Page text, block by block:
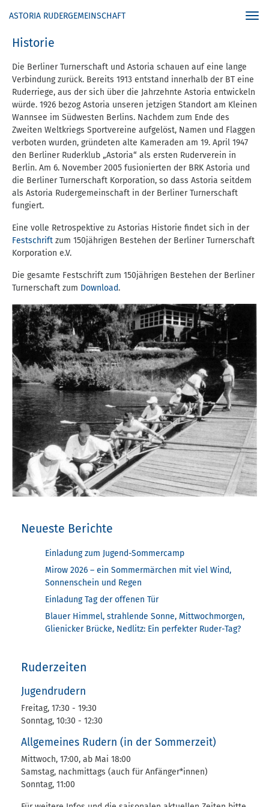
ASTORIA RUDERGEMEINSCHAFT
Historie
Die Berliner Turnerschaft und Astoria schauen auf eine lange
Verbindung zurück. Bereits 1913 entstand innerhalb der BT eine
Ruderriege, aus der sich über die Jahrzehnte Astoria entwickeln
würde. 1926 bezog Astoria unseren jetzigen Standort am Kleinen
Wannsee im Südwesten Berlins. Nachdem zum Ende des
Zweiten Weltkriegs Sportvereine aufgelöst, Namen und Flaggen
verboten wurden, gründeten alte Kameraden am 19. April 1947
den Berliner Ruderklub „Astoria“ als ersten Ruderverein in
Berlin. Am 6. November 2005 fusionierten der BRK Astoria und
die Berliner Turnerschaft Korporation, so dass Astoria seitdem
als Astoria Rudergemeinschaft in der Berliner Turnerschaft
fungiert.
Eine volle Retrospektive zu Astorias Historie findet sich in der
Festschrift zum 150jährigen Bestehen der Berliner Turnerschaft
Korporation e.V.
Die gesamte Festschrift zum 150jährigen Bestehen der Berliner
Turnerschaft zum Download.
Neueste Berichte
Einladung zum Jugend-Sommercamp
Mirow 2026 – ein Sommermärchen mit viel Wind,
Sonnenschein und Regen
Einladung Tag der offenen Tür
Blauer Himmel, strahlende Sonne, Mittwochmorgen,
Glienicker Brücke, Nedlitz: Ein perfekter Ruder-Tag?
Ruderzeiten
Jugendrudern
Freitag, 17:30 - 19:30
Sonntag, 10:30 - 12:30
Allgemeines Rudern (in der Sommerzeit)
Mittwoch, 17:00, ab Mai 18:00
Samstag, nachmittags (auch für Anfänger*innen)
Sonntag, 11:00